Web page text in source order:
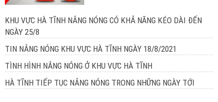
KHU VỰC HÀ TĨNH NẮNG NÓNG CÓ KHẢ NĂNG KÉO DÀI ĐẾN
NGÀY 25/8
TIN NẮNG NÓNG KHU VỰC HÀ TĨNH NGÀY 18/8/2021
TÌNH HÌNH NẮNG NÓNG Ở KHU VỰC HÀ TĨNH
HÀ TĨNH TIẾP TỤC NẮNG NÓNG TRONG NHỮNG NGÀY TỚI